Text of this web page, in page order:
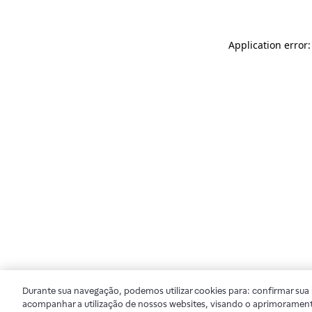
Application
Durante sua navegação, podemos utilizar cookies para: confirmar
acompanhar a utilização de nossos websites, visando o